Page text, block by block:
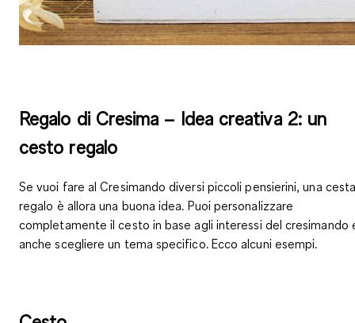
Regalo di Cresima – Idea creativa 2: un
cesto regalo
Se vuoi fare al Cresimando diversi piccoli pensierini, una
regalo è allora una buona idea. Puoi personalizzare
completamente il cesto in base agli interessi del cresimando
anche scegliere un tema specifico. Ecco alcuni esempi.